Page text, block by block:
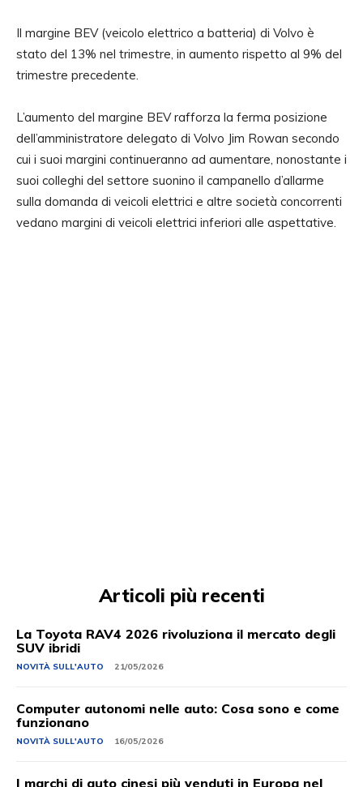
Il margine BEV (veicolo elettrico a batteria) di Volvo è
stato del 13% nel trimestre, in aumento rispetto al 9% del
trimestre precedente.
L’aumento del margine BEV rafforza la ferma posizione
dell’amministratore delegato di Volvo Jim Rowan secondo
cui i suoi margini continueranno ad aumentare, nonostante i
suoi colleghi del settore suonino il campanello d’allarme
sulla domanda di veicoli elettrici e altre società concorrenti
vedano margini di veicoli elettrici inferiori alle aspettative.
Articoli più recenti
La Toyota RAV4 2026 rivoluziona il mercato degli
SUV ibridi
NOVITÀ SULL'AUTO 21/05/2026
Computer autonomi nelle auto: Cosa sono e come
funzionano
NOVITÀ SULL'AUTO 16/05/2026
I marchi di auto cinesi più venduti in Europa nel